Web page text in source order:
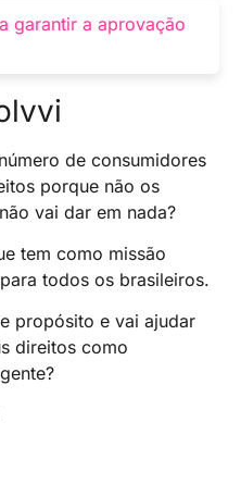
necessária e aplique
ou embaixadas dos
garantir a aprovação
em ordem, seja
vínculos com o
de consumidores
porque não os
vai dar em nada?
tem como missão
para todos os brasileiros.
propósito e vai ajudar
direitos como